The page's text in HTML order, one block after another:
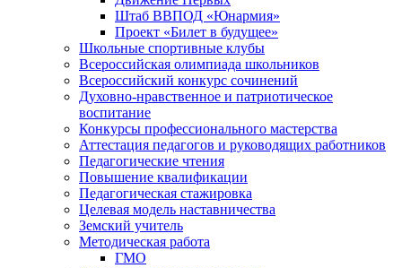
Штаб ВВПОД «Юнармия»
Проект «Билет в будущее»
Школьные спортивные клубы
Всероссийская олимпиада школьников
Всероссийский конкурс сочинений
Духовно-нравственное и патриотическое
воспитание
Конкурсы профессионального мастерства
Аттестация педагогов и руководящих работников
Педагогические чтения
Повышение квалификации
Педагогическая стажировка
Целевая модель наставничества
Земский учитель
Методическая работа
ГМО